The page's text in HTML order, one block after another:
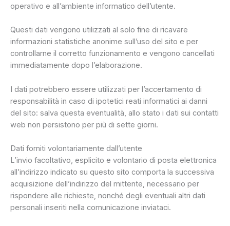
operativo e all’ambiente informatico dell’utente.
Questi dati vengono utilizzati al solo fine di ricavare
informazioni statistiche anonime sull’uso del sito e per
controllarne il corretto funzionamento e vengono cancellati
immediatamente dopo l’elaborazione.
I dati potrebbero essere utilizzati per l’accertamento di
responsabilità in caso di ipotetici reati informatici ai danni
del sito: salva questa eventualità, allo stato i dati sui contatti
web non persistono per più di sette giorni.
Dati forniti volontariamente dall’utente
L’invio facoltativo, esplicito e volontario di posta elettronica
all’indirizzo indicato su questo sito comporta la successiva
acquisizione dell’indirizzo del mittente, necessario per
rispondere alle richieste, nonché degli eventuali altri dati
personali inseriti nella comunicazione inviataci.